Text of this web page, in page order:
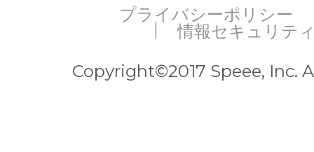
プライバシーポリシー
情報セキュリテ
Copyright©2017 Speee, Inc.